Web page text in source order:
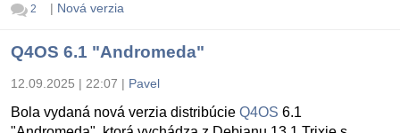
2 | Nová verzia
Q4OS 6.1 "Andromeda"
12.09.2025 | 22:07 | Pavel
Bola vydaná nová verzia distribúcie Q4OS 6.1